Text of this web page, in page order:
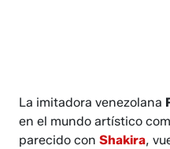
La imitadora venezolana
en el mundo artístico
parecido conShakira,